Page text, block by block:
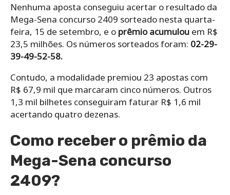
Nenhuma aposta conseguiu acertar o resultado da
Mega-Sena concurso 2409 sorteado nesta quarta-
feira, 15 de setembro, e o prêmio acumulou em R$
23,5 milhões. Os números sorteados foram: 02-29-
39-49-52-58.
Contudo, a modalidade premiou 23 apostas com
R$ 67,9 mil que marcaram cinco números. Outros
1,3 mil bilhetes conseguiram faturar R$ 1,6 mil
acertando quatro dezenas.
Como receber o prêmio da
Mega-Sena concurso
2409?